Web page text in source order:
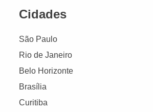
Cidades
São Paulo
Rio de Janeiro
Belo Horizonte
Brasília
Curitiba